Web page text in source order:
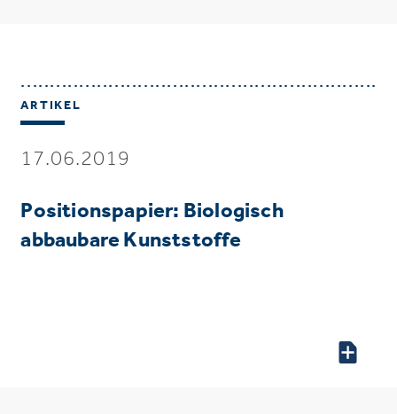
ARTIKEL
17.06.2019
Positionspapier: Biologisch
abbaubare Kunststoffe